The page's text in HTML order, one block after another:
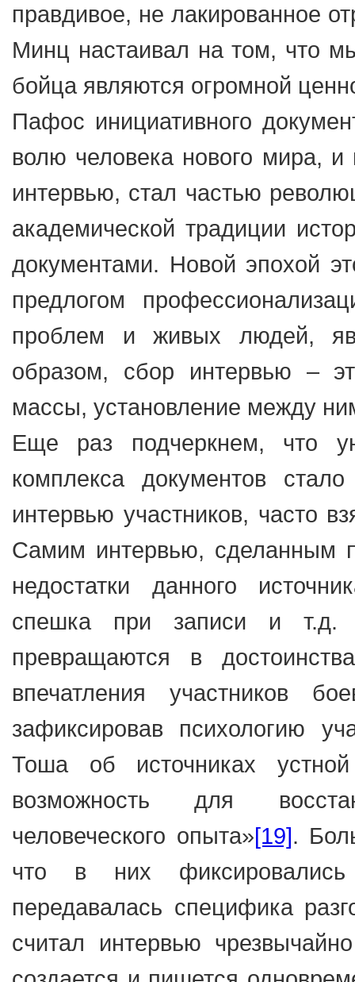
правдивое, не лакированное
Минц настаивал на том, что
бойца являются огромной
Пафос инициативного
волю человека нового мира,
интервью, стал частью
академической традиции
документами. Новой эпохой
предлогом
проблем и живых людей,
образом, сбор интервью –
массы, установление между
Еще раз подчеркнем, что
комплекса документов
интервью участников, часто
Самим интервью, сделанным
недостатки данного
спешка при записи и т.д.
превращаются в
впечатления участников
зафиксировав психологию
Тоша об источниках
возможность для
человеческого опыта»[19].
что в них
передавалась специфика
считал интервью